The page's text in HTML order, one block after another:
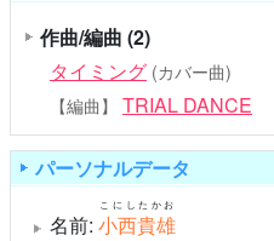
作曲/編曲 (2)
タイミング (カバー曲)
【編曲】 TRIAL DANCE
パーソナルデータ
名前: 小西貴雄
こにしたかお